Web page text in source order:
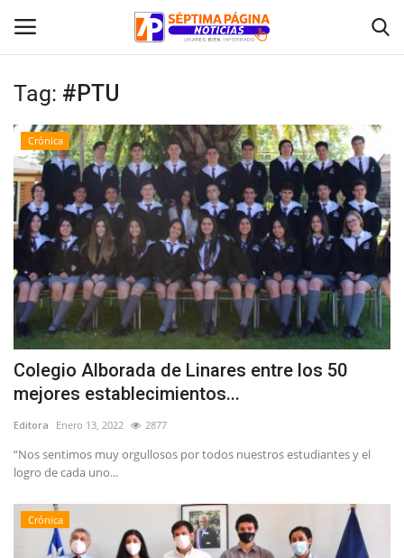
Inicio
Crónica
Policial
Tribunales
Deporte
Política
Espectáculos
Tag: #PTU
Crónica
Colegio Alborada de Linares entre los 50
mejores establecimientos...
Editora Enero 13, 2022 2877
“Nos sentimos muy orgullosos por todos nuestros estudiantes y el
logro de cada uno...
Crónica